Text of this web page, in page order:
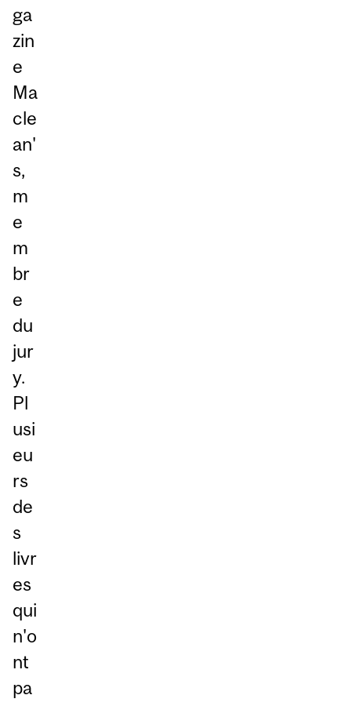
ga
zin
e
Ma
cle
an'
s,
m
e
m
br
e
du
jur
y.
Pl
usi
eu
rs
de
s
livr
es
qui
n'o
nt
pa